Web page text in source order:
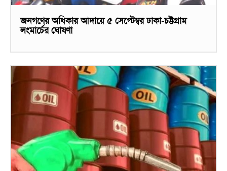
জনগণের অধিকার আদায়ে ৫ সেপ্টেম্বর ঢাকা-চট্টগ্রাম
লংমার্চের ঘোষণা